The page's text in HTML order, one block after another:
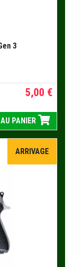
3
5,00 €
PANIER
ARRIVAGE